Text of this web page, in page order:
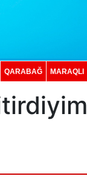
QARABAĞ MARAQLI